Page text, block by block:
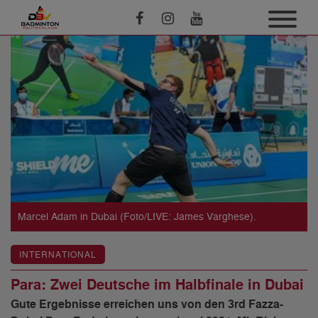
Marcel Adam in Dubai (Foto/LIVE: James Varghese).
INTERNATIONAL
Para: Zwei Deutsche im Halbfinale in Dubai
Gute Ergebnisse erreichen uns von den 3rd Fazza-